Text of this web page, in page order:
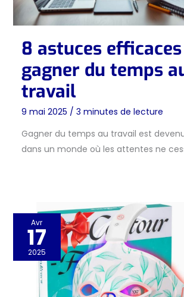
8 astuces
gagner du temps
travail
9 mai 2025 / 3 minutes de lecture
Gagner du temps au travail est
dans un monde où les attentes ne
Avr
17
2025